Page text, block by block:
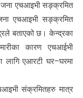
एचआइभी सङ्क्रमित
एचआइभी सङ्क्रमित
बताएको छ। केन्द्रका
कारण एचआईभी
लागि एआरटी घर–घरमा
संक्रमितहरु मात्र